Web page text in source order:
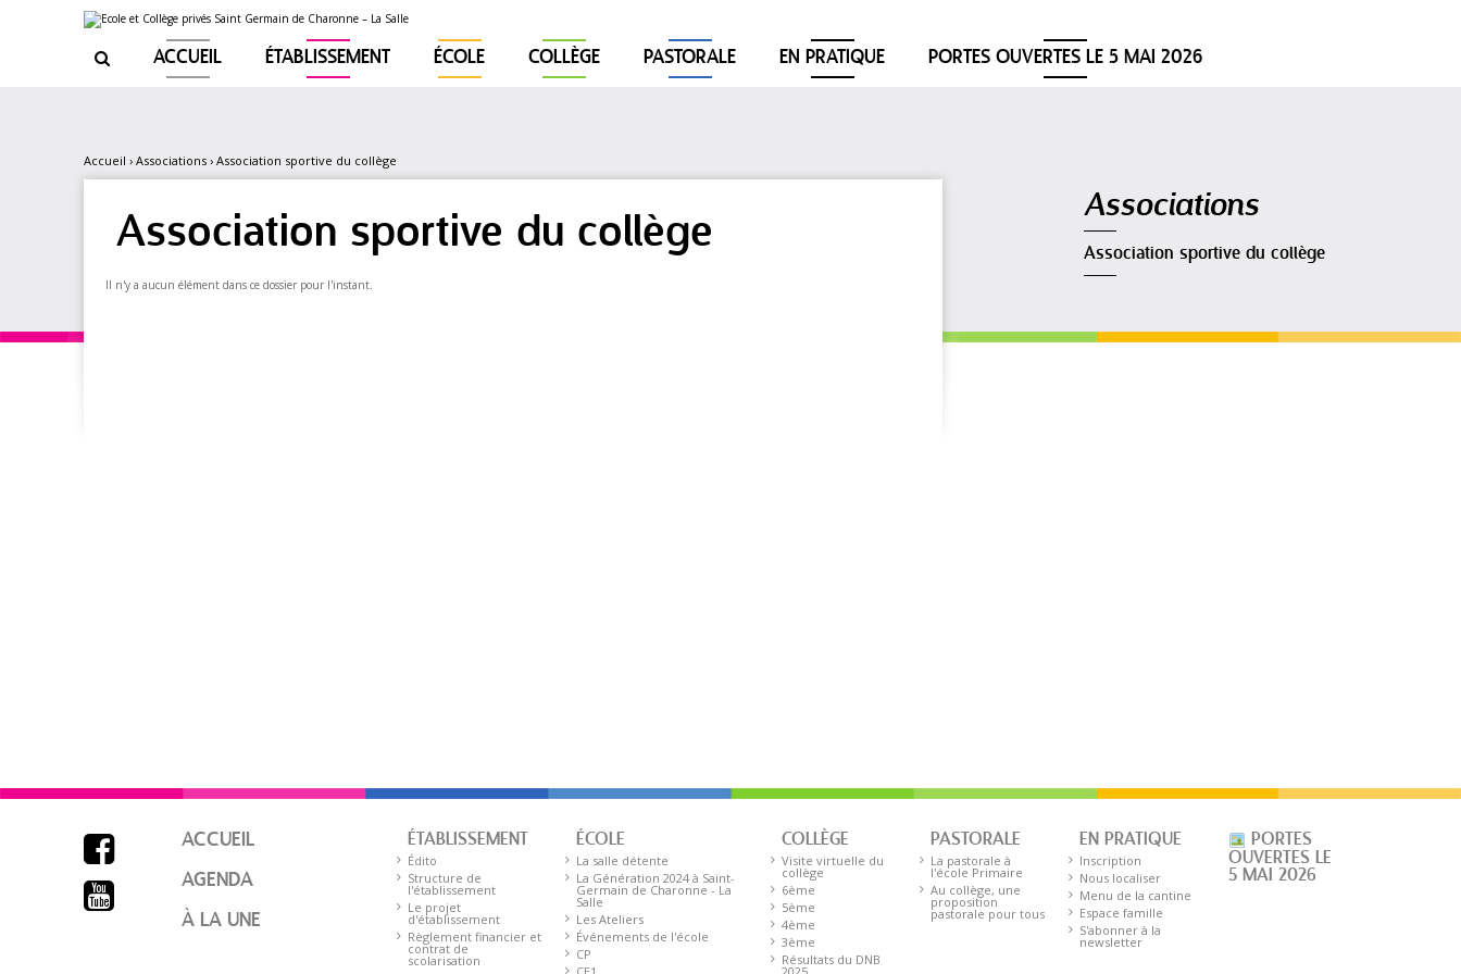
 ACCUEIL ÉTABLISSEMENT ÉCOLE COLLÈGE PASTORALE EN PRATIQUE PORTES OUVERTES LE 5 MAI 2026
Accueil › Associations › Association sportive du collège
Association sportive du collège
Il n'y a aucun élément dans ce dossier pour l'instant.
Associations
Association sportive du collège


ACCUEIL
AGENDA
À LA UNE
ÉTABLISSEMENT
Édito
Structure de
l'établissement
Le projet
d'établissement
Règlement financier et
contrat de
scolarisation
ÉCOLE
La salle détente
La Génération 2024 à Saint-
Germain de Charonne - La
Salle
Les Ateliers
Événements de l'école
CP
COLLÈGE
Visite virtuelle du
collège
6ème
5ème
4ème
3ème
Résultats du DNB
PASTORALE
La pastorale à
l'école Primaire
Au collège, une
proposition
pastorale pour tous
EN PRATIQUE
Inscription
Nous localiser
Menu de la cantine
Espace famille
S'abonner à la
newsletter
PORTES
OUVERTES LE
5 MAI 2026